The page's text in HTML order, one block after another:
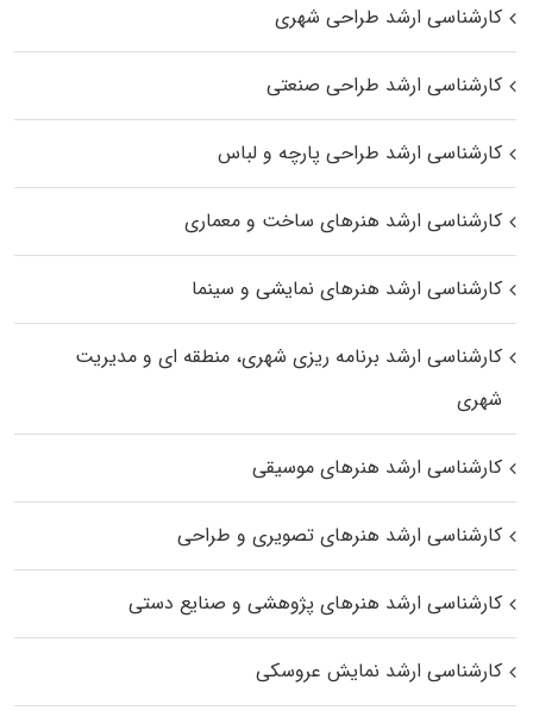
کارشناسی ارشد طراحی شهری
کارشناسی ارشد طراحی صنعتی
کارشناسی ارشد طراحی پارچه و لباس
کارشناسی ارشد هنرهای ساخت و معماری
کارشناسی ارشد هنرهای نمایشی و سینما
کارشناسی ارشد برنامه ریزی شهری، منطقه‌ ای و مدیریت
شهری
کارشناسی ارشد هنرهای موسیقی
کارشناسی ارشد هنرهای تصویری و طراحی
کارشناسی ارشد هنرهای پژوهشی و صنایع دستی
کارشناسی ارشد نمایش عروسکی